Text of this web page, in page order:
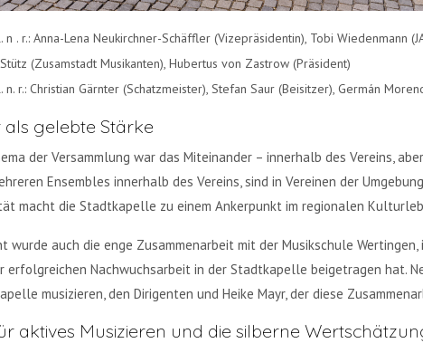
n . r.: Anna-Lena Neukirchner-Schäffler (Vizepräsidentin), Tobi Wiedenmann
(Zusamstadt Musikanten), Hubertus von Zastrow (Präsident)
n. r.: Christian Gärnter (Schatzmeister), Stefan Saur (Beisitzer), Germán
als gelebte Stärke
der Versammlung war das Miteinander – innerhalb des Vereins,
Ensembles innerhalb des Vereins, sind in Vereinen der
macht die Stadtkapelle zu einem Ankerpunkt im regionalen
wurde auch die enge Zusammenarbeit mit der Musikschule
erfolgreichen Nachwuchsarbeit in der Stadtkapelle beigetragen hat.
musizieren, den Dirigenten und Heike Mayr, der diese
aktives Musizieren und die silberne